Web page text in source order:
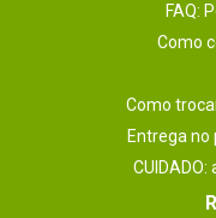
FAQ:
Como
Como
Entrega